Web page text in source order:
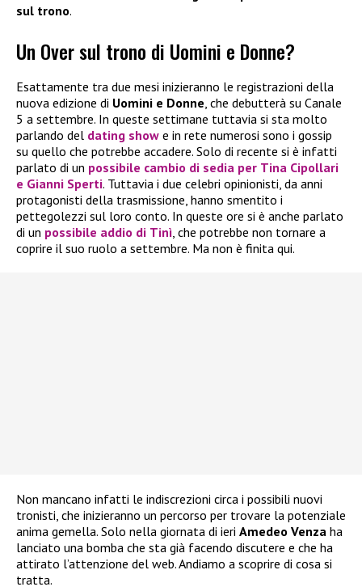
sul trono.
Un Over sul trono di Uomini e Donne?
Esattamente tra due mesi inizieranno le registrazioni della
nuova edizione di Uomini e Donne, che debutterà su Canale
5 a settembre. In queste settimane tuttavia si sta molto
parlando del dating show e in rete numerosi sono i gossip
su quello che potrebbe accadere. Solo di recente si è infatti
parlato di un possibile cambio di sedia per Tina Cipollari
e Gianni Sperti. Tuttavia i due celebri opinionisti, da anni
protagonisti della trasmissione, hanno smentito i
pettegolezzi sul loro conto. In queste ore si è anche parlato
di un possibile addio di Tinì, che potrebbe non tornare a
coprire il suo ruolo a settembre. Ma non è finita qui.
Non mancano infatti le indiscrezioni circa i possibili nuovi
tronisti, che inizieranno un percorso per trovare la potenziale
anima gemella. Solo nella giornata di ieri Amedeo Venza ha
lanciato una bomba che sta già facendo discutere e che ha
attirato l’attenzione del web. Andiamo a scoprire di cosa si
tratta.